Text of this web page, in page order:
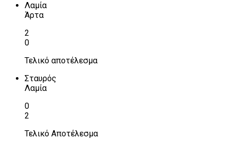
Λαμία
Άρτα
2
0
Τελικό αποτέλεσμα
Σταυρός
Λαμία
0
2
Τελικό Αποτέλεσμα